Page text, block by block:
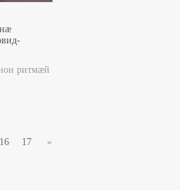
ритмæй
16 17 »